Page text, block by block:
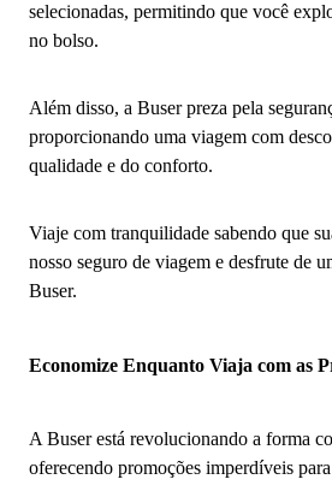
selecionadas, permitindo que você
no bolso.
Além disso, a Buser preza pela
proporcionando uma viagem com
qualidade e do conforto.
Viaje com tranquilidade sabendo que
nosso seguro de viagem e desfrute de
Buser.
Economize Enquanto Viaja com as
A Buser está revolucionando a forma
oferecendo promoções imperdíveis